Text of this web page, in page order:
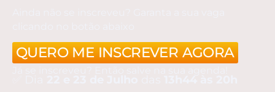
QUERO ME INSCREVER AGORA